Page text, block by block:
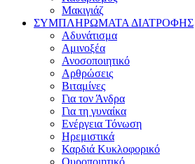
Μακιγιάζ
ΣΥΜΠΛΗΡΩΜΑΤΑ ΔΙΑΤΡΟΦΗΣ
Αδυνάτισμα
Αμινοξέα
Ανοσοποιητικό
Αρθρώσεις
Βιταμίνες
Για τον Άνδρα
Για τη γυναίκα
Ενέργεια Τόνωση
Ηρεμιστικά
Καρδιά Κυκλοφορικό